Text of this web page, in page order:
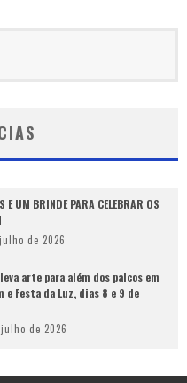
UM BRINDE PARA CELEBRAR OS
de 2026
arte para além dos palcos em
Festa da Luz, dias 8 e 9 de
de 2026